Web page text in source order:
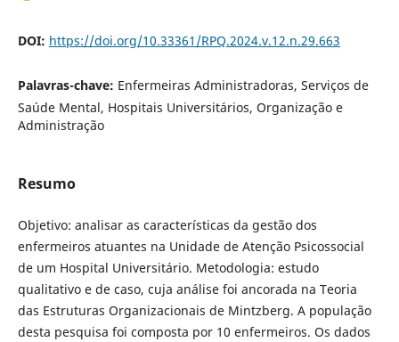
DOI: https://doi.org/10.33361/RPQ.2024.v.12.n.29.663
Palavras-chave: Enfermeiras Administradoras, Serviços de
Saúde Mental, Hospitais Universitários, Organização e
Administração
Resumo
Objetivo: analisar as características da gestão dos
enfermeiros atuantes na Unidade de Atenção Psicossocial
de um Hospital Universitário. Metodologia: estudo
qualitativo e de caso, cuja análise foi ancorada na Teoria
das Estruturas Organizacionais de Mintzberg. A população
desta pesquisa foi composta por 10 enfermeiros. Os dados